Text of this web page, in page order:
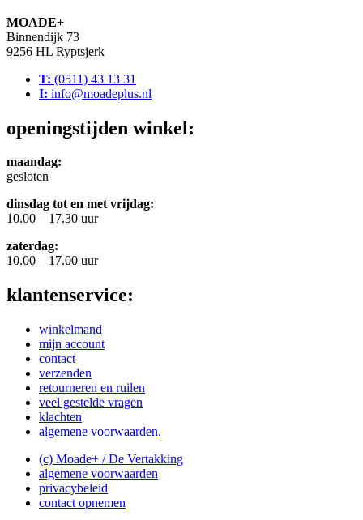
MOADE+
Binnendijk 73
9256 HL Ryptsjerk
T: (0511) 43 13 31
I: info@moadeplus.nl
openingstijden winkel:
maandag:
gesloten
dinsdag tot en met vrijdag:
10.00 – 17.30 uur
zaterdag:
10.00 – 17.00 uur
klantenservice:
winkelmand
mijn account
contact
verzenden
retourneren en ruilen
veel gestelde vragen
klachten
algemene voorwaarden.
(c) Moade+ / De Vertakking
algemene voorwaarden
privacybeleid
contact opnemen